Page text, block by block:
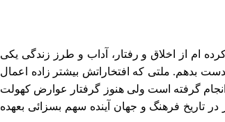
ام از اخلاق و رفتار، آداب و طرز زندگی یکی
بدهم. ملتی که افتخاراتش بیشتر زاده اعمال
گرفته است ولی هنوز گرفتار عوارض کهولت
در تاریخ فرهنگ و جهان آینده سهم بسزائی بعهده